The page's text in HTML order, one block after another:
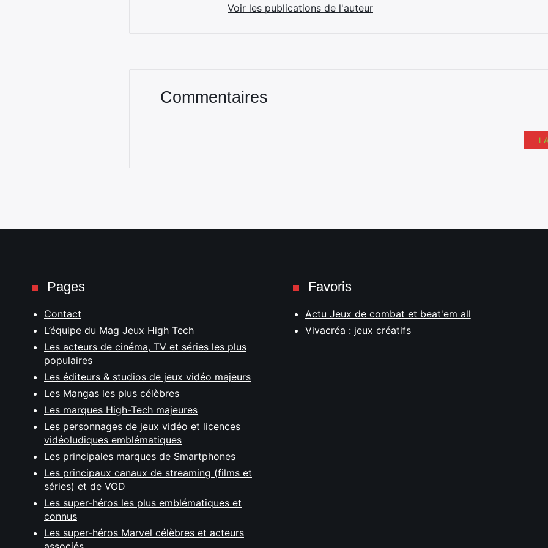
Voir les publications de l'auteur
Commentaires
Pages
Contact
L’équipe du Mag Jeux High Tech
Les acteurs de cinéma, TV et séries les plus
populaires
Les éditeurs & studios de jeux vidéo majeurs
Les Mangas les plus célèbres
Les marques High-Tech majeures
Les personnages de jeux vidéo et licences
vidéoludiques emblématiques
Les principales marques de Smartphones
Les principaux canaux de streaming (films et
séries) et de VOD
Les super-héros les plus emblématiques et
connus
Les super-héros Marvel célèbres et acteurs
Favoris
Actu Jeux de combat et beat'em all
Vivacréa : jeux créatifs